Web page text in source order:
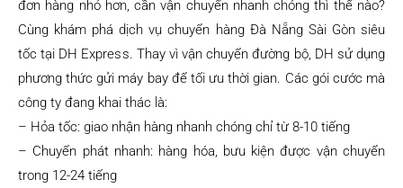
đơn hàng nhỏ hơn, cần vận chuyển nhanh chóng thì thế nào?
Cùng khám phá dịch vụ chuyển hàng Đà Nẵng Sài Gòn siêu
tốc tại DH Express. Thay vì vận chuyển đường bộ, DH sử dụng
phương thức gửi máy bay để tối ưu thời gian. Các gói cước mà
công ty đang khai thác là:
– Hỏa tốc: giao nhận hàng nhanh chóng chỉ từ 8-10 tiếng
– Chuyển phát nhanh: hàng hóa, bưu kiện được vận chuyển
trong 12-24 tiếng